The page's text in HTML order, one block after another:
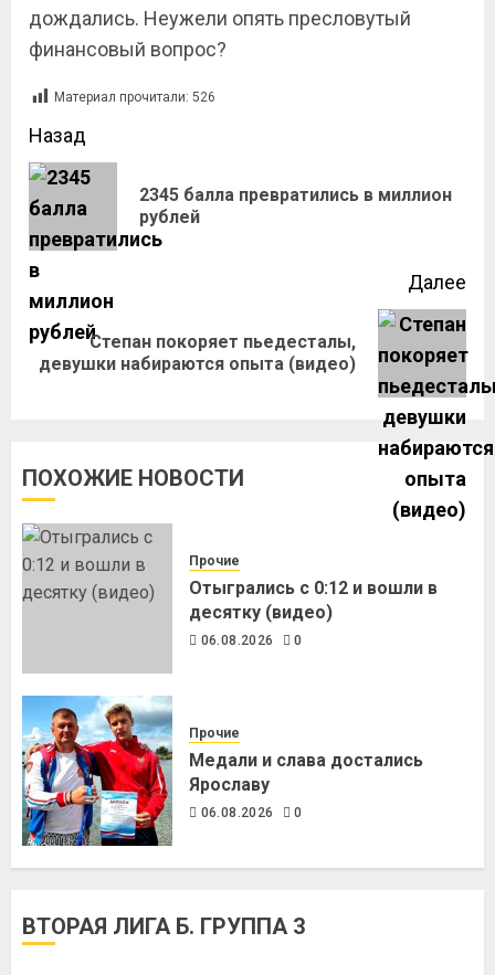
дождались. Неужели опять пресловутый
финансовый вопрос?
Материал прочитали: 526
Назад
2345 балла превратились в миллион
рублей
Далее
Степан покоряет пьедесталы,
девушки набираются опыта (видео)
ПОХОЖИЕ НОВОСТИ
Прочие
Отыгрались с 0:12 и вошли в
десятку (видео)
06.08.2026 0
Прочие
Медали и слава достались
Ярославу
06.08.2026 0
ВТОРАЯ ЛИГА Б. ГРУППА 3